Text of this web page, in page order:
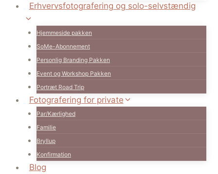
Erhvervsfotografering og solo-selvstændig
Hjemmeside pakken
SoMe-Abonnement
Personlig Branding Pakken
Event og Workshop Pakken
Portræt Road Trip
Fotografering for private
Par/Kærlighed
Familie
Bryllup
Konfirmation
Blog